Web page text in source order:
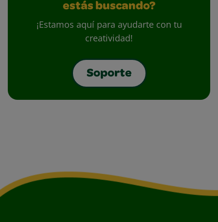
estás buscando?
¡Estamos aquí para ayudarte con tu
creatividad!
Soporte